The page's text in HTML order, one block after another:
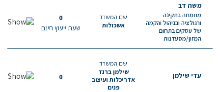
משה דב
מתמחה בתקינה
ורגולציה ובניהול והקמה
של עסקים בתחום
המזון/מסעדנות
שם המשרד
אשכולות
0
שעת ייעוץ חינם
עדי שילמן
שם המשרד
שילמן ברנד
אדריכלות ועיצוב
פנים
0